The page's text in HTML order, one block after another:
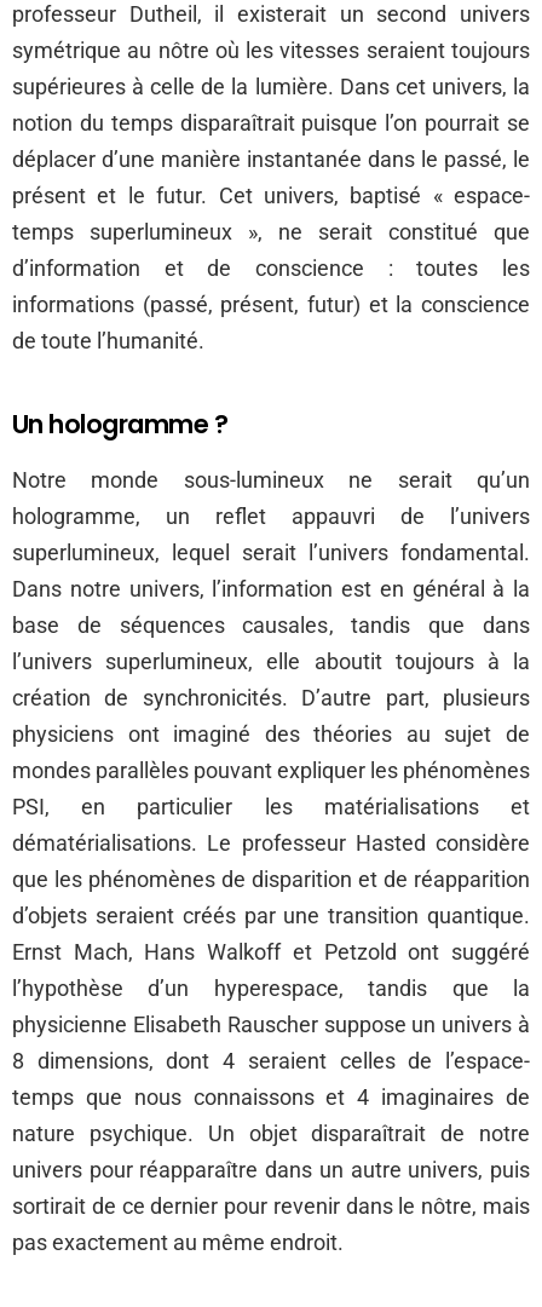
professeur Dutheil, il existerait un second univers
symétrique au nôtre où les vitesses seraient toujours
supérieures à celle de la lumière. Dans cet univers, la
notion du temps disparaîtrait puisque l’on pourrait se
déplacer d’une manière instantanée dans le passé, le
présent et le futur. Cet univers, baptisé « espace-
temps superlumineux », ne serait constitué que
d’information et de conscience : toutes les
informations (passé, présent, futur) et la conscience
de toute l’humanité.
Un hologramme ?
Notre monde sous-lumineux ne serait qu’un
hologramme, un reflet appauvri de l’univers
superlumineux, lequel serait l’univers fondamental.
Dans notre univers, l’information est en général à la
base de séquences causales, tandis que dans
l’univers superlumineux, elle aboutit toujours à la
création de synchronicités. D’autre part, plusieurs
physiciens ont imaginé des théories au sujet de
mondes parallèles pouvant expliquer les phénomènes
PSI, en particulier les matérialisations et
dématérialisations. Le professeur Hasted considère
que les phénomènes de disparition et de réapparition
d’objets seraient créés par une transition quantique.
Ernst Mach, Hans Walkoff et Petzold ont suggéré
l’hypothèse d’un hyperespace, tandis que la
physicienne Elisabeth Rauscher suppose un univers à
8 dimensions, dont 4 seraient celles de l’espace-
temps que nous connaissons et 4 imaginaires de
nature psychique. Un objet disparaîtrait de notre
univers pour réapparaître dans un autre univers, puis
sortirait de ce dernier pour revenir dans le nôtre, mais
pas exactement au même endroit.